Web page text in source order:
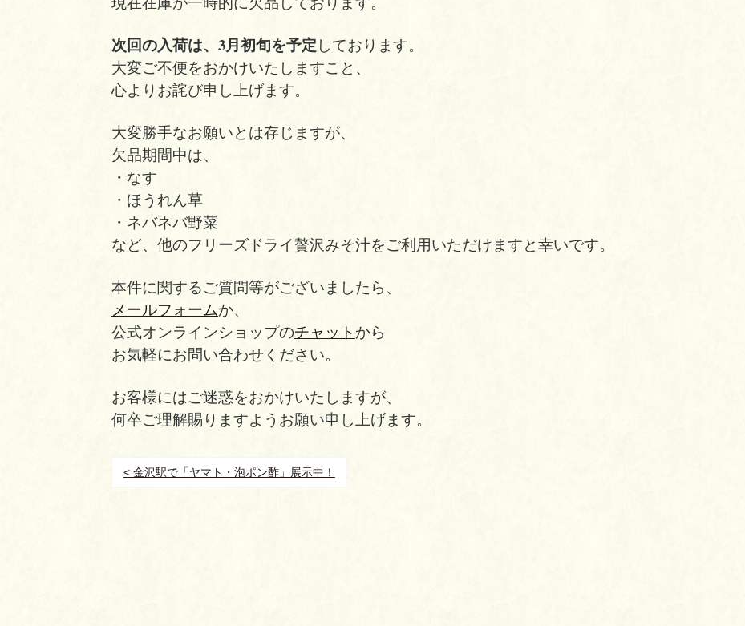
次回の入荷は、3月初旬を予定 しております。
大変ご不便をおかけいたしますこと、
心よりお詫び申し上げます。
大変勝手なお願いとは存じますが、
欠品期間中は、
・なす
・ほうれん草
・ネバネバ野菜
など、他のフリーズドライ贅沢みそ汁をご利用いただけますと幸いです。
本件に関するご質問等がございましたら、
メールフォームか、
公式オンラインショップのチャット から
お気軽にお問い合わせください。
お客様にはご迷惑をおかけいたしますが、
何卒ご理解賜りますようお願い申し上げます。
< 金沢駅で「ヤマト・泡ポン酢」展示中！